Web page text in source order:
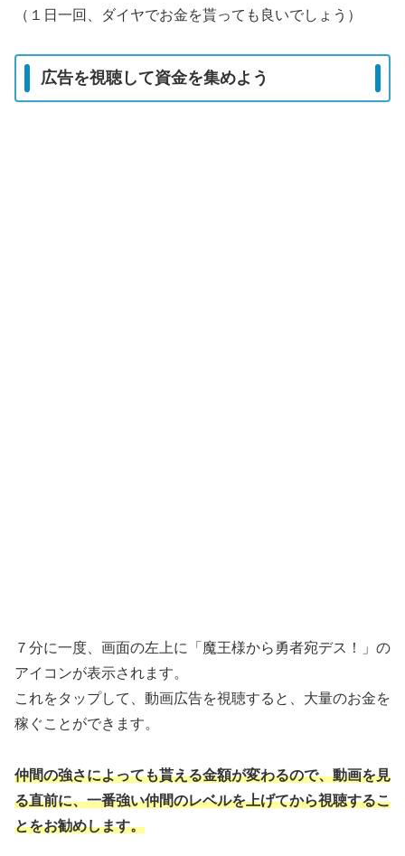
（１日一回、ダイヤでお金を貰っても良いでしょう）
広告を視聴して資金を集めよう
７分に一度、画面の左上に「魔王様から勇者宛デス！」の
アイコンが表示されます。
これをタップして、動画広告を視聴すると、大量のお金を
稼ぐことができます。
仲間の強さによっても貰える金額が変わるので、動画を見
る直前に、一番強い仲間のレベルを上げてから視聴するこ
とをお勧めします。